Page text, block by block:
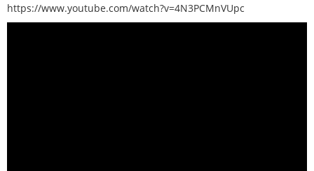
https://www.youtube.com/watch?v=4N3PCMnVUpc